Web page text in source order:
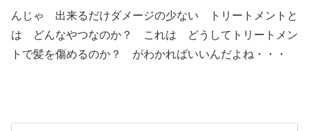
んじゃ 出来るだけダメージの少ない トリートメントと
は どんなやつなのか？ これは どうしてトリートメン
トで髪を傷めるのか？ がわかればいいんだよね・・・